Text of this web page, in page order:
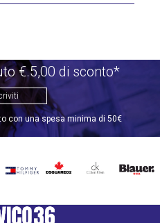
€.5,00 di sconto*
con una spesa minima di 50€
TOMMY
DSQUARED2
CALVIN BLAUER